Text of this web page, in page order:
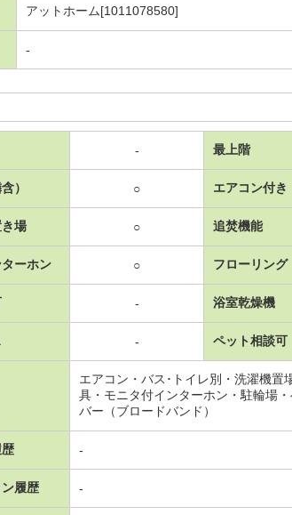
アットホーム[1011078580]
-
- 最上階
） ○ エアコン付き
場 ○ 追焚機能
ーホン ○ フローリング
- 浴室乾燥機
- ペット相談可
エアコン・バス･トイレ別・洗濯機置
具・モニタ付インターホン・駐輪場
バー（ブロードバンド）
-
履歴 -